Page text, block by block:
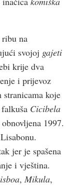
na
svojoj gajeti
krije dva
i prijevoz
stranicama koje
Cicibela
1997.
jer je spašena
i vještina.
, Mikula,